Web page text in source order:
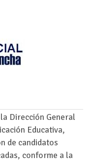
Dirección General
Educativa,
de candidatos
conforme a la